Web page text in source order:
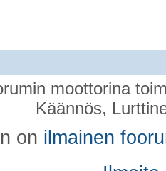
moottorina
Käännös,
on ilmainen